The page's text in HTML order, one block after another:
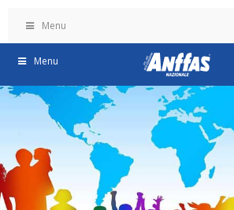
Menu
Menu